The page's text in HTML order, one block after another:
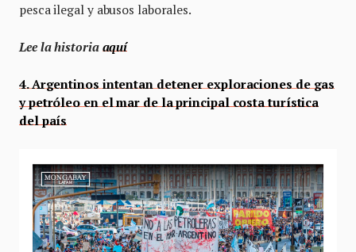
pesca ilegal y abusos laborales.
Lee la historia aquí
4. Argentinos intentan detener exploraciones de gas
y petróleo en el mar de la principal costa turística
del país